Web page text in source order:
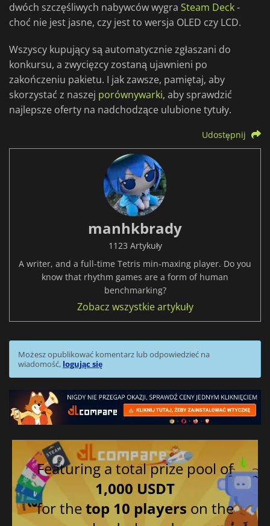
dwóch szczęśliwych nabywców wygra Steam Deck-
choć nie jest jasne, czy jest to wersja OLED czy LCD.
Wszyscy kupujący są automatycznie zgłaszani do
konkursu, a zwycięzcy zostaną ujawnieni po
zakończeniu pakietu. I jak zawsze, pamiętaj, aby
skorzystać z naszej porównywarki, aby sprawdzić
najlepsze oferty na nadchodzące ulubione tytuły.
Udostępnij
manhkbrady
1123 Artykuły
A writer, and a full-time Tetris min-maxing player. Do you
know that rhythm games are a form of human
benchmarking?
Zobacz wszystkie artykuły
Możesz opublikować komentarz lub odpowiedzieć na
wiadomość, logując się
Featuring a total prize pool of
1,000 USDT
for thetop 10 players on the